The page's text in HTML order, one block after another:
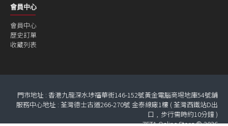
會員中心
會員中心
歷史訂單
收藏列表
門市地址 : 香港九龍深水埗福華街146-152號黃金電腦商埸地庫54號舖
服務中心地址 : 荃灣德士古道266-270號 金泰線廠1樓 ( 荃灣西鐵站D出
口﹐步行需時約10分鐘 )
ZETA Online Store © 2026